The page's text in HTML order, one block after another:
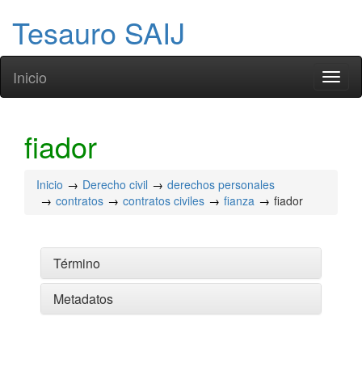
Tesauro SAIJ
Inicio
fiador
Inicio Derecho civil
derechos personales
contratos
contratos civiles fianza fiador
Término
Metadatos